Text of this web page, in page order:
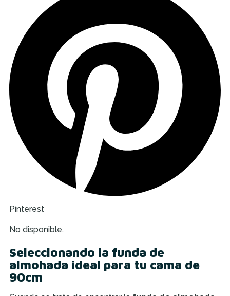
Pinterest
No disponible.
Seleccionando la funda de
almohada ideal para tu cama de
90cm